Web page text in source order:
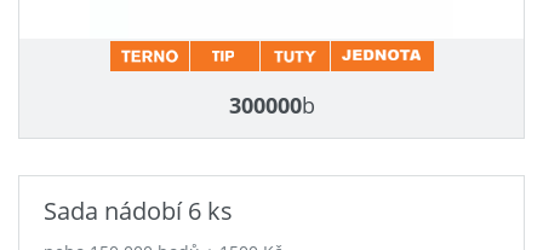
300000b
Sada nádobí 6 ks